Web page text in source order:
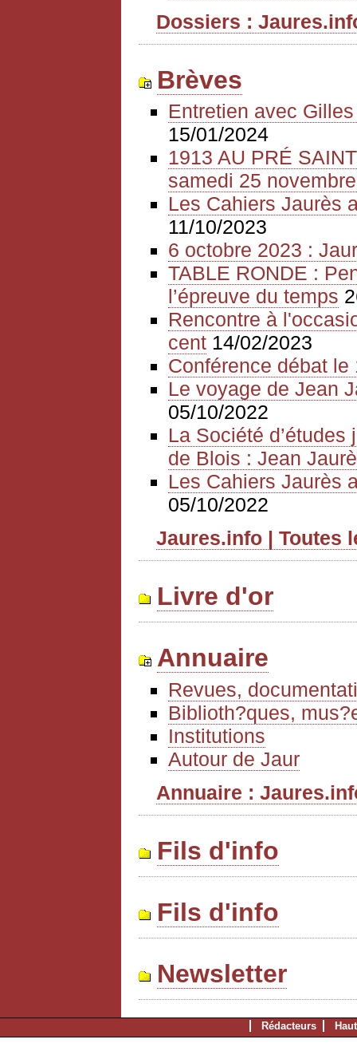
Dossiers :
Brèves
Entretien avec
15/01/2024
1913 AU PRÉ
samedi 25
Les Cahiers Jaurès
11/10/2023
6 octobre 2023 :
TABLE RONDE :
l’épreuve du temps
Rencontre à
cent 14/02/2023
Conférence débat
Le voyage de Jean
05/10/2022
La Société
de Blois : Jean
Les Cahiers Jaurès
05/10/2022
Jaures.info | Toutes
Livre d'or
Annuaire
Revues,
Biblioth?ques,
Institutions
Autour de Jaur
Annuaire :
Fils d'info
Fils d'info
Newsletter
Rédacteurs